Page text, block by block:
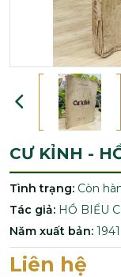
CƯ KỈNH -
Tình trạng: Còn
Tác giả: HỒ BIỂU
Năm xuất bản: 1941
Liên hệ